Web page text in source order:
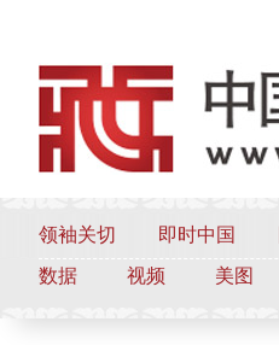
领袖关切 即时中国
数据
视频 美图